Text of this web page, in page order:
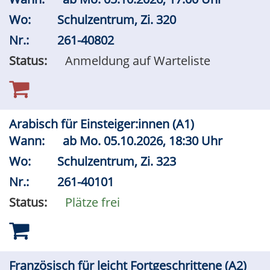
Wo:
Schulzentrum, Zi. 320
Nr.:
261-40802
Status:
Anmeldung auf Warteliste
Arabisch für Einsteiger:innen (A1)
Wann:
ab Mo. 05.10.2026, 18:30 Uhr
Wo:
Schulzentrum, Zi. 323
Nr.:
261-40101
Status:
Plätze frei
Französisch für leicht Fortgeschrittene (A2)